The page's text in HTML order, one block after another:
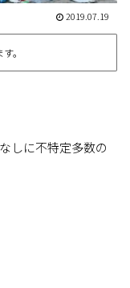
2019.07.19
。
しに不特定多数の